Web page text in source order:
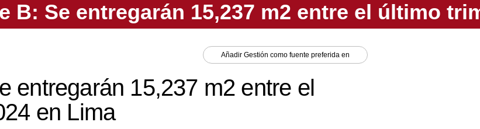
Añadir Gestión como fuente preferida en
entregarán 15,237 m2 entre el
en Lima